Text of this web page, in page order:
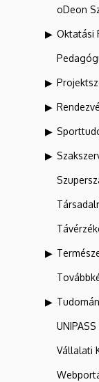
oDeon
Oktatási
Vállalati